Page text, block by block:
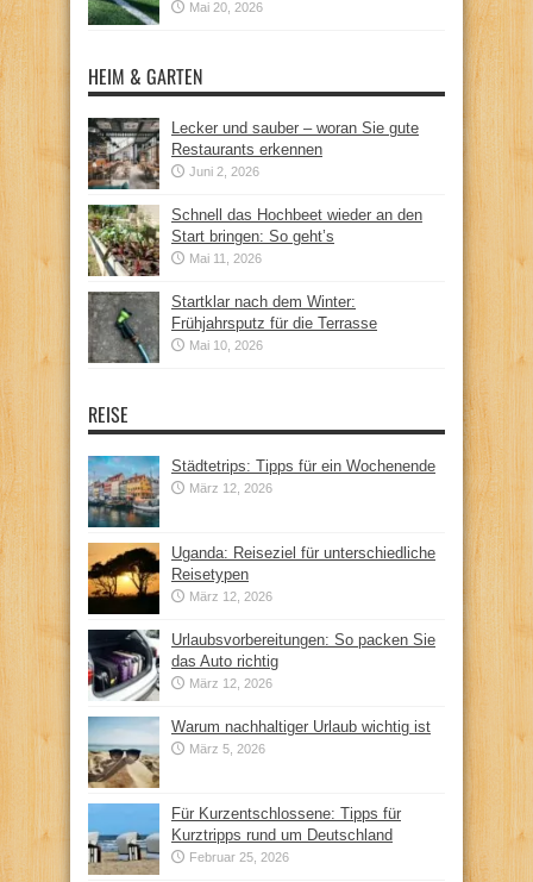
Mai 20, 2026
HEIM & GARTEN
Lecker und sauber – woran Sie gute
Restaurants erkennen
Juni 2, 2026
Schnell das Hochbeet wieder an den
Start bringen: So geht’s
Mai 11, 2026
Startklar nach dem Winter:
Frühjahrsputz für die Terrasse
Mai 10, 2026
REISE
Städtetrips: Tipps für ein Wochenende
März 12, 2026
Uganda: Reiseziel für unterschiedliche
Reisetypen
März 12, 2026
Urlaubsvorbereitungen: So packen Sie
das Auto richtig
März 12, 2026
Warum nachhaltiger Urlaub wichtig ist
März 5, 2026
Für Kurzentschlossene: Tipps für
Kurztripps rund um Deutschland
Februar 25, 2026